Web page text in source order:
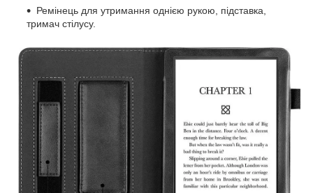
Ремінець для утримання однією рукою, підставка,
тримач стілусу.